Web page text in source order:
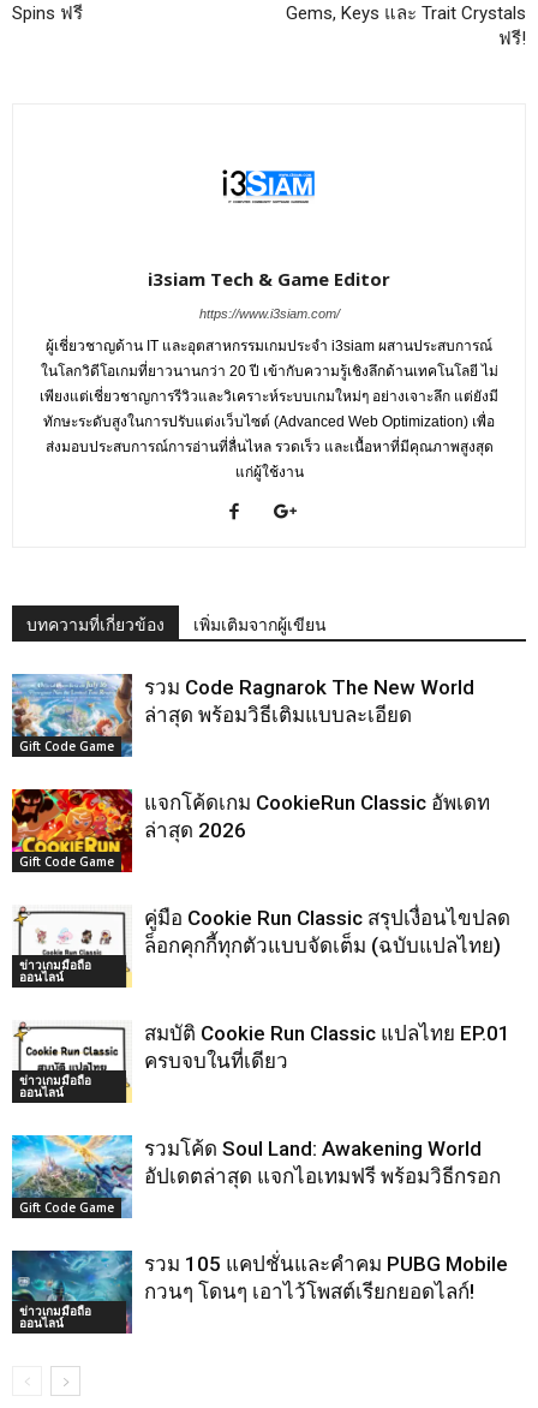
Spins ฟรี
Gems, Keys และ Trait Crystals
ฟรี!
i3siam Tech & Game Editor
https://www.i3siam.com/
ผู้เชี่ยวชาญด้าน IT และอุตสาหกรรมเกมประจำ i3siam ผสานประสบการณ์
ในโลกวิดีโอเกมที่ยาวนานกว่า 20 ปี เข้ากับความรู้เชิงลึกด้านเทคโนโลยี ไม่
เพียงแต่เชี่ยวชาญการรีวิวและวิเคราะห์ระบบเกมใหม่ๆ อย่างเจาะลึก แต่ยังมี
ทักษะระดับสูงในการปรับแต่งเว็บไซต์ (Advanced Web Optimization) เพื่อ
ส่งมอบประสบการณ์การอ่านที่ลื่นไหล รวดเร็ว และเนื้อหาที่มีคุณภาพสูงสุด
แก่ผู้ใช้งาน
บทความที่เกี่ยวข้อง เพิ่มเติมจากผู้เขียน
Gift Code Game
รวม Code Ragnarok The New World
ล่าสุด พร้อมวิธีเติมแบบละเอียด
Gift Code Game
แจกโค้ดเกม CookieRun Classic อัพเดท
ล่าสุด 2026
ข่าวเกมมือถือ
ออนไลน์
คู่มือ Cookie Run Classic สรุปเงื่อนไขปลด
ล็อกคุกกี้ทุกตัวแบบจัดเต็ม (ฉบับแปลไทย)
ข่าวเกมมือถือ
ออนไลน์
สมบัติ Cookie Run Classic แปลไทย EP.01
ครบจบในที่เดียว
Gift Code Game
รวมโค้ด Soul Land: Awakening World
อัปเดตล่าสุด แจกไอเทมฟรี พร้อมวิธีกรอก
ข่าวเกมมือถือ
ออนไลน์
รวม 105 แคปชั่นและคำคม PUBG Mobile
กวนๆ โดนๆ เอาไว้โพสต์เรียกยอดไลก์!